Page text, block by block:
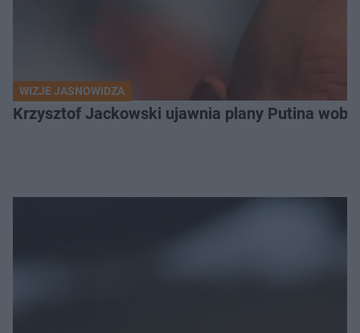
WIZJE JASNOWIDZA
Krzysztof Jackowski ujawnia plany Putina